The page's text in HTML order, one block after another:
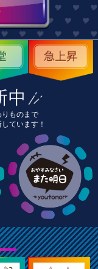
ものまで
ています！